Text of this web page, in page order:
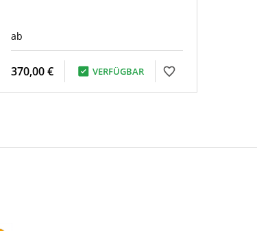
ab
370,00 € VERFÜGBAR